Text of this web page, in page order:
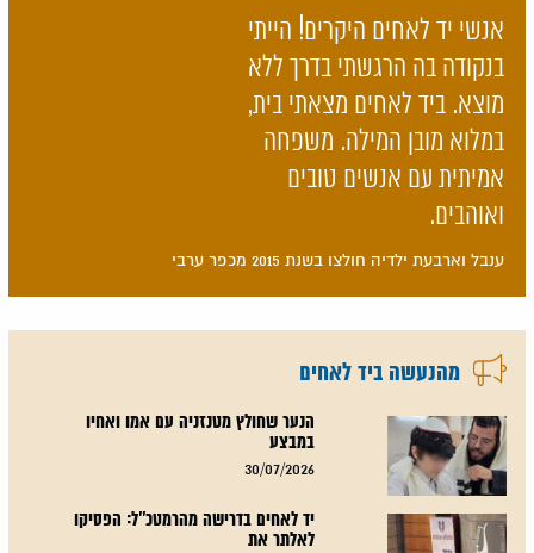
אנשי יד לאחים היקרים! הייתי
בנקודה בה הרגשתי בדרך ללא
מוצא. ביד לאחים מצאתי בית,
במלוא מובן המילה. משפחה
אמיתית עם אנשים טובים
ואוהבים.
ענבל וארבעת ילדיה חולצו בשנת 2015 מכפר ערבי
מהנעשה ביד לאחים
הנער שחולץ מטנזניה עם אמו ואחיו
במבצע
30/07/2026
יד לאחים בדרישה מהרמטכ"ל: הפסיקו
לאלתר את